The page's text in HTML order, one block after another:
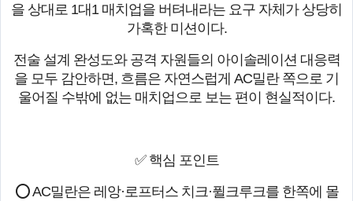
을 상대로 1대1 매치업을 버텨내라는 요구 자체가 상당히
가혹한 미션이다.
전술 설계 완성도와 공격 자원들의 아이솔레이션 대응력
을 모두 감안하면, 흐름은 자연스럽게 AC밀란 쪽으로 기
울어질 수밖에 없는 매치업으로 보는 편이 현실적이다.
✅ 핵심 포인트
⭕ AC밀란은 레앙·로프터스 치크·퓔크루크를 한쪽에 몰